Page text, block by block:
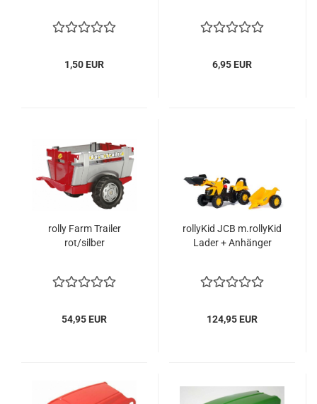
1,50 EUR 6,95 EUR
rolly Farm Trailer
rot/silber
54,95 EUR
rollyKid JCB m.rollyKid
Lader + Anhänger
124,95 EUR